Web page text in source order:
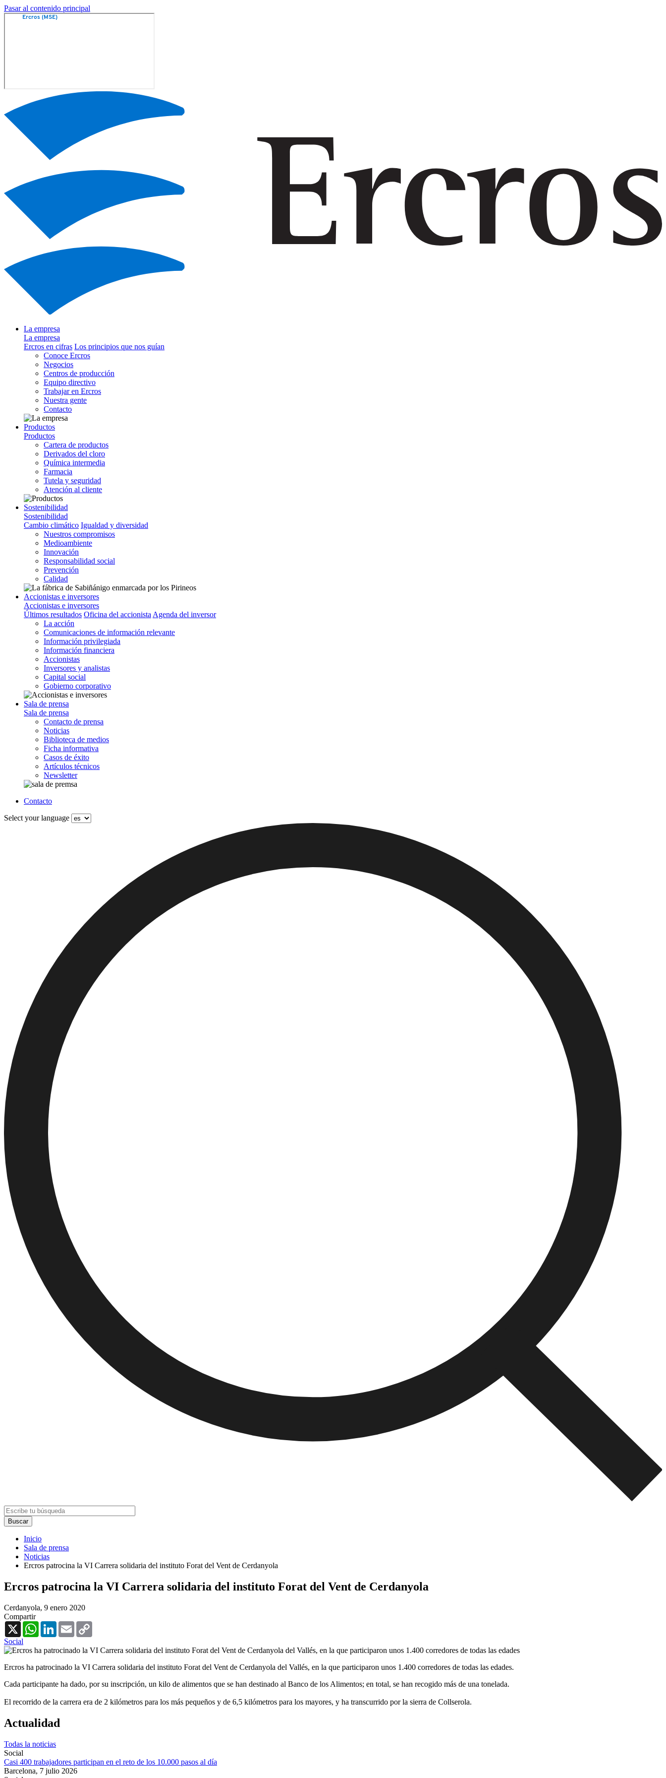
Pasar al contenido principal
La empresa
La empresa
Ercros en cifras Los principios que nos guían
Conoce Ercros
Negocios
Centros de producción
Equipo directivo
Trabajar en Ercros
Nuestra gente
Contacto
Productos
Productos
Cartera de productos
Derivados del cloro
Química intermedia
Farmacia
Tutela y seguridad
Atención al cliente
Sostenibilidad
Sostenibilidad
Cambio climático Igualdad y diversidad
Nuestros compromisos
Medioambiente
Innovación
Responsabilidad social
Prevención
Calidad
Accionistas e inversores
Accionistas e inversores
Últimos resultados Oficina del accionista Agenda del inversor
La acción
Comunicaciones de información relevante
Información privilegiada
Información financiera
Accionistas
Inversores y analistas
Capital social
Gobierno corporativo
Sala de prensa
Sala de prensa
Contacto de prensa
Noticias
Biblioteca de medios
Ficha informativa
Casos de éxito
Artículos técnicos
Newsletter
Contacto
Select your language
Inicio
Sala de prensa
Noticias
Ercros patrocina la VI Carrera solidaria del instituto Forat del Vent de Cerdanyola
Ercros patrocina la VI Carrera solidaria del instituto Forat del Vent de Cerdanyola
Cerdanyola, 9 enero 2020
Compartir
X
WhatsAppLinkedInEmail
Social
Ercros ha patrocinado la VI Carrera solidaria del instituto Forat del Vent de Cerdanyola del Vallés, en la que participaron unos 1.400 corredores de todas las edades.
Cada participante ha dado, por su inscripción, un kilo de alimentos que se han destinado al Banco de los Alimentos; en total, se han recogido más de una tonelada.
El recorrido de la carrera era de 2 kilómetros para los más pequeños y de 6,5 kilómetros para los mayores, y ha transcurrido por la sierra de Collserola.
Actualidad
Todas la noticias
Social
Casi 400 trabajadores participan en el reto de los 10.000 pasos al día
Barcelona, 7 julio 2026